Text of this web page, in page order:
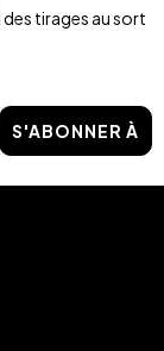
tirages au sort
S'ABONNER À